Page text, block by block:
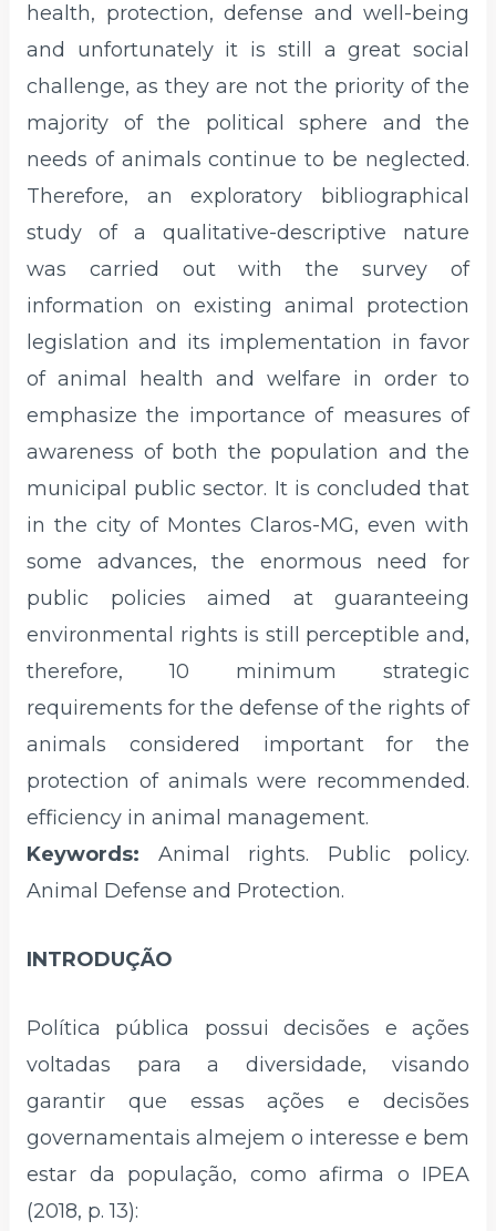
health, protection, defense and well-being
and unfortunately it is still a great social
challenge, as they are not the priority of the
majority of the political sphere and the
needs of animals continue to be neglected.
Therefore, an exploratory bibliographical
study of a qualitative-descriptive nature
was carried out with the survey of
information on existing animal protection
legislation and its implementation in favor
of animal health and welfare in order to
emphasize the importance of measures of
awareness of both the population and the
municipal public sector. It is concluded that
in the city of Montes Claros-MG, even with
some advances, the enormous need for
public policies aimed at guaranteeing
environmental rights is still perceptible and,
therefore, 10 minimum strategic
requirements for the defense of the rights of
animals considered important for the
protection of animals were recommended.
efficiency in animal management.
Keywords: Animal rights. Public policy.
Animal Defense and Protection.
INTRODUÇÃO
Política pública possui decisões e ações
voltadas para a diversidade, visando
garantir que essas ações e decisões
governamentais almejem o interesse e bem
estar da população, como afirma o IPEA
(2018, p. 13):